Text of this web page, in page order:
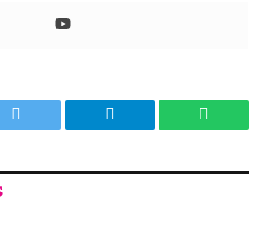
Twitter Telegram